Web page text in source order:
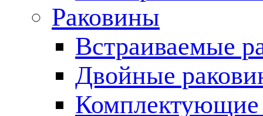
Раковины
Встраиваемые
Двойные
Комплектующие